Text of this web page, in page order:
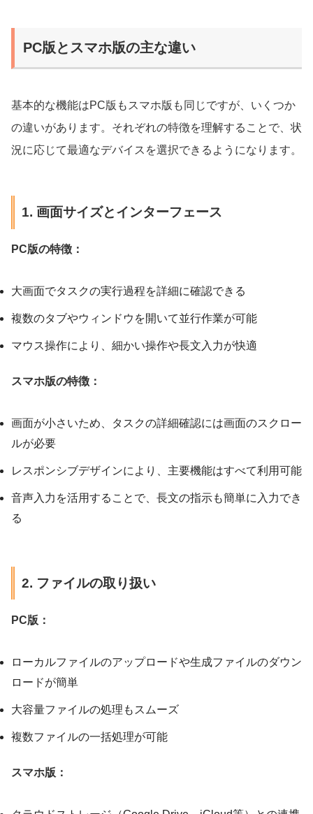
PC版とスマホ版の主な違い
基本的な機能はPC版もスマホ版も同じですが、いくつか
の違いがあります。それぞれの特徴を理解することで、状
況に応じて最適なデバイスを選択できるようになります。
1. 画面サイズとインターフェース
PC版の特徴：
大画面でタスクの実行過程を詳細に確認できる
複数のタブやウィンドウを開いて並行作業が可能
マウス操作により、細かい操作や長文入力が快適
スマホ版の特徴：
画面が小さいため、タスクの詳細確認には画面のスクロー
ルが必要
レスポンシブデザインにより、主要機能はすべて利用可能
音声入力を活用することで、長文の指示も簡単に入力でき
る
2. ファイルの取り扱い
PC版：
ローカルファイルのアップロードや生成ファイルのダウン
ロードが簡単
大容量ファイルの処理もスムーズ
複数ファイルの一括処理が可能
スマホ版：